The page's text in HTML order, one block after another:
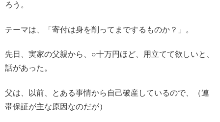
ろう。
テーマは、「寄付は身を削ってまでするものか？」。
先日、実家の父親から、○十万円ほど、用立てて欲しいと、
話があった。
父は、以前、とある事情から自己破産しているので、（連
帯保証が主な原因なのだが）